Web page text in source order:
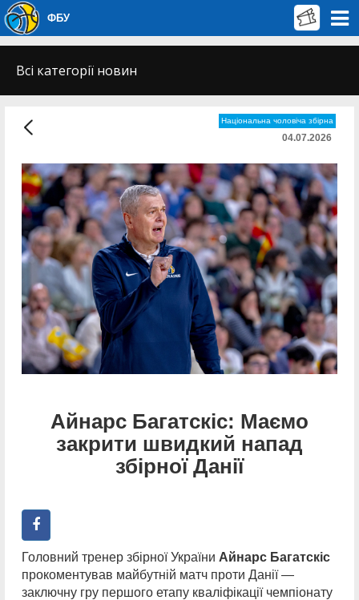
ФБУ
Всі категорії новин
Національна чоловіча збірна
04.07.2026
Айнарс Багатскіс: Маємо
закрити швидкий напад
збірної Данії
Головний тренер збірної України Айнарс Багатскіс
прокоментував майбутній матч проти Данії —
заключну гру першого етапу кваліфікації чемпіонату